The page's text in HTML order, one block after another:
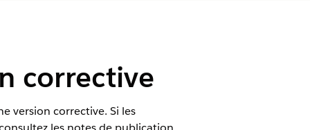
corrective
version corrective. Si les